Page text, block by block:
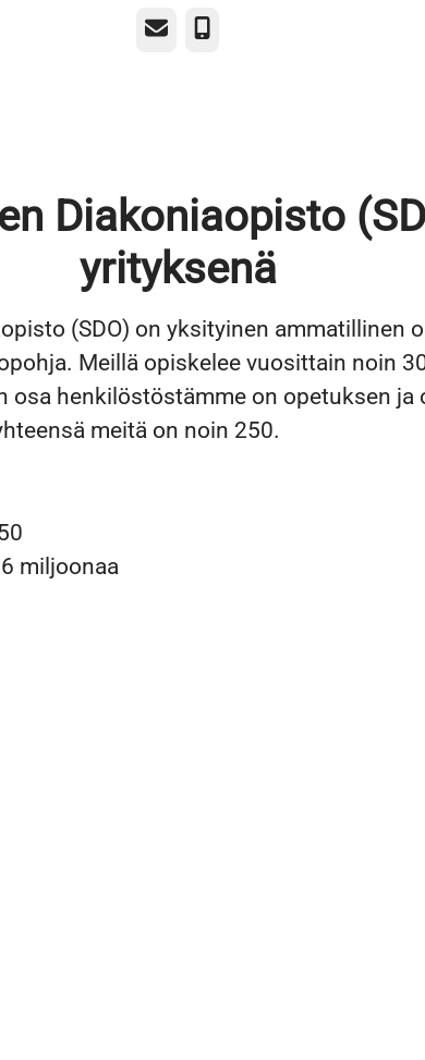
SähköpostiPuhelin
Diakoniaopisto
yrityksenä
(SDO) on yksityinen ammatillinen
Meillä opiskelee vuosittain noin
osa henkilöstöstämme on opetuksen ja
meitä on noin 250.
miljoonaa